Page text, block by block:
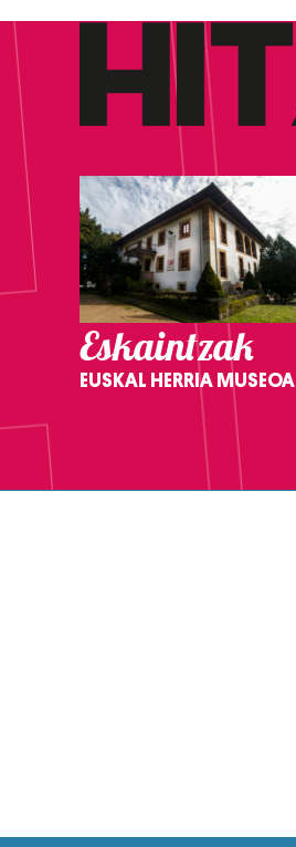
Eskaintzak
EUSKAL HERRIA MUSEOA